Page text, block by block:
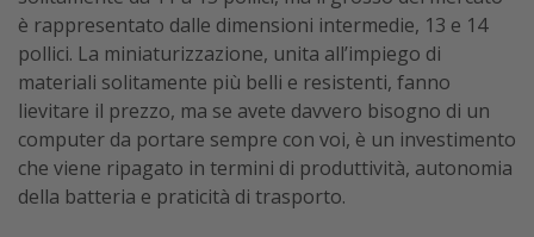
è rappresentato dalle dimensioni intermedie, 13 e 14
pollici. La miniaturizzazione, unita all’impiego di
materiali solitamente più belli e resistenti, fanno
lievitare il prezzo, ma se avete davvero bisogno di un
computer da portare sempre con voi, è un investimento
che viene ripagato in termini di produttività, autonomia
della batteria e praticità di trasporto.